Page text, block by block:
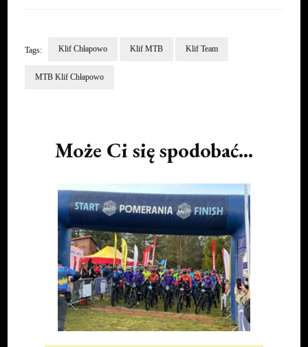
Tags: Klif Chłapowo Klif MTB Klif Team
MTB Klif Chłapowo
Może Ci się spodobać...